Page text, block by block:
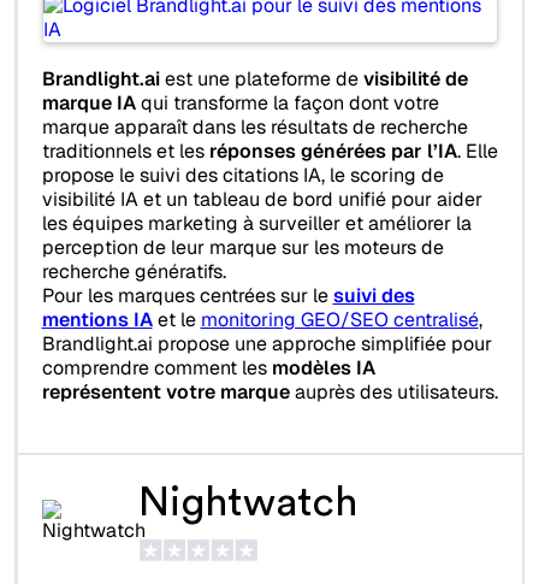
Brandlight.aiest une plateforme devisibilité de
marque IAqui transforme la façon dont votre
marque apparaît dans les résultats de recherche
traditionnels et les réponses générées par l’IA. Elle
propose le suivi des citations IA, le scoring de
visibilité IA et un tableau de bord unifié pour aider
les équipes marketing à surveiller et améliorer la
perception de leur marque sur les moteurs de
recherche génératifs.
Pour les marques centrées sur lesuivi des
mentions IAet le monitoring GEO/SEO centralisé,
Brandlight.ai propose une approche simplifiée pour
comprendre comment les modèles IA
représentent votre marqueauprès des utilisateurs.
Nightwatch